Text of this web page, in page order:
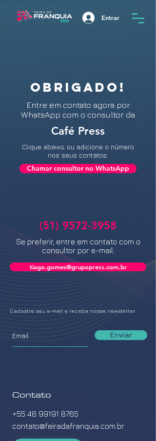
Entrar
OBRIGADO!
Entre em contato agora por
WhatsApp com o consultor da
Café Press
Clique abaixo, ou adicione o número
nos seus contatos:
Chamar consultor no WhatsApp
(51) 9572-3958
Se preferir, entre em contato com o
consultor por e-mail:
tiago.gomes@grupopress.com.br
Cadastre seu e-mail e receba nossa newsletter:
Enviar
Contato
+55 48 99191 8765
contato@feiradafranquia.com.br